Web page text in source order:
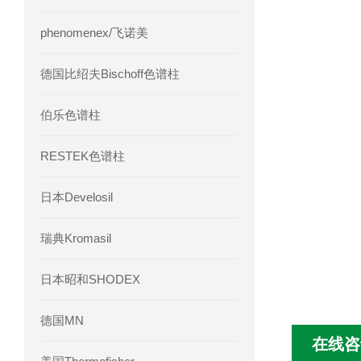
phenomenex/飞诺美
德国比绍夫Bischoff色谱柱
伯乐色谱柱
RESTEK色谱柱
日本Develosil
瑞典Kromasil
日本昭和SHODEX
德国MN
在线